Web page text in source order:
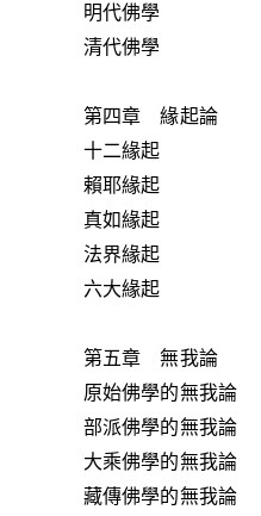
明代佛學
清代佛學
第四章 緣起論
十二緣起
賴耶緣起
真如緣起
法界緣起
六大緣起
第五章 無我論
原始佛學的無我論
部派佛學的無我論
大乘佛學的無我論
藏傳佛學的無我論